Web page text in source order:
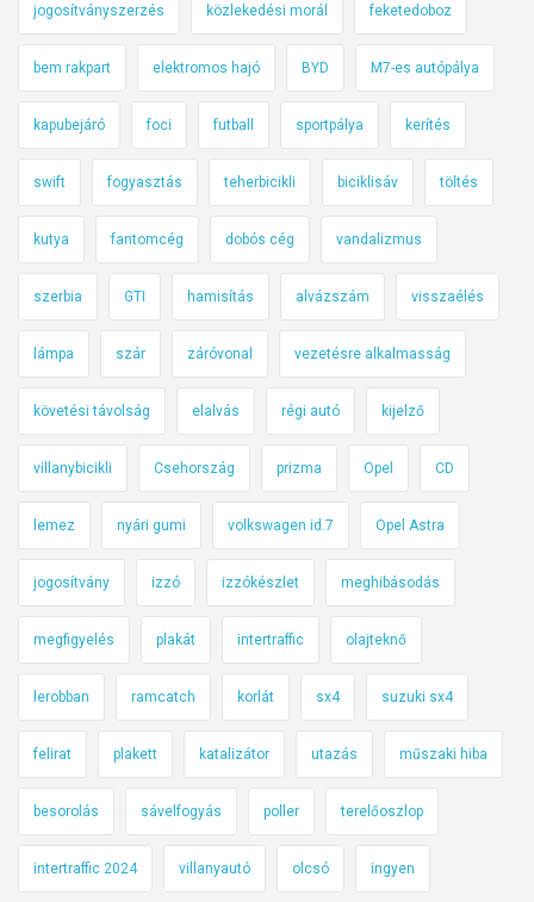
jogosítványszerzés közlekedési morál feketedoboz
bem rakpart elektromos hajó BYD M7-es autópálya
kapubejáró foci futball sportpálya kerítés
swift fogyasztás teherbicikli biciklisáv töltés
kutya fantomcég dobós cég vandalizmus
szerbia GTI hamisítás alvázszám visszaélés
lámpa szár záróvonal vezetésre alkalmasság
követési távolság elalvás régi autó kijelző
villanybicikli Csehország prizma Opel CD
lemez nyári gumi volkswagen id.7 Opel Astra
jogosítvány izzó izzókészlet meghibásodás
megfigyelés plakát intertraffic olajteknő
lerobban ramcatch korlát sx4 suzuki sx4
felirat plakett katalizátor utazás műszaki hiba
besorolás sávelfogyás poller terelőoszlop
intertraffic 2024 villanyautó olcsó ingyen